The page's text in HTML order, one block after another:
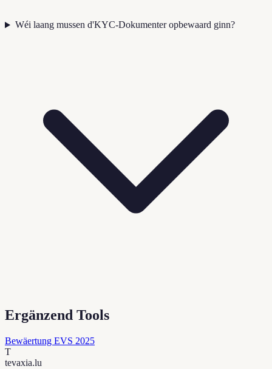
Wéi laang mussen d'KYC-Dokumenter opbewaard ginn?
Ergänzend Tools
Bewäertung EVS 2025
T
tevaxia.lu